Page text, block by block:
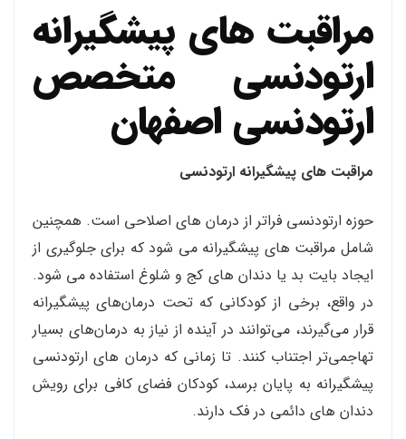
مراقبت های پیشگیرانه
ارتودنسی متخصص
ارتودنسی اصفهان
مراقبت های پیشگیرانه ارتودنسی
حوزه ارتودنسی فراتر از درمان های اصلاحی است. همچنین
شامل مراقبت های پیشگیرانه می شود که برای جلوگیری از
ایجاد بایت بد یا دندان های کج و شلوغ استفاده می شود.
در واقع، برخی از کودکانی که تحت درمان‌های پیشگیرانه
قرار می‌گیرند، می‌توانند در آینده از نیاز به درمان‌های بسیار
تهاجمی‌تر اجتناب کنند. تا زمانی که درمان های ارتودنسی
پیشگیرانه به پایان برسد، کودکان فضای کافی برای رویش
دندان های دائمی در فک دارند.